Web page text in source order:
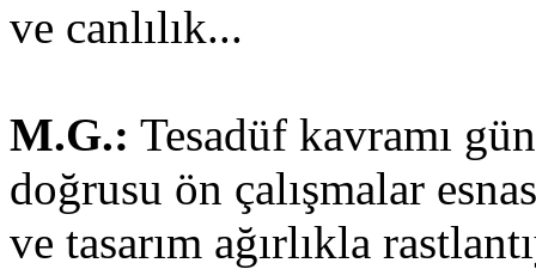
ve canlılık...
M.G.: Tesadüf kavramı
doğrusu ön çalışmalar
ve tasarım ağırlıkla